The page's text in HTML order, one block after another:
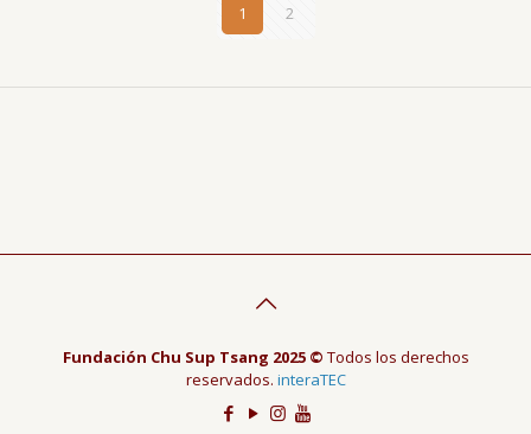
1 2
Fundación Chu Sup Tsang 2025 © Todos los derechos
reservados. interaTEC